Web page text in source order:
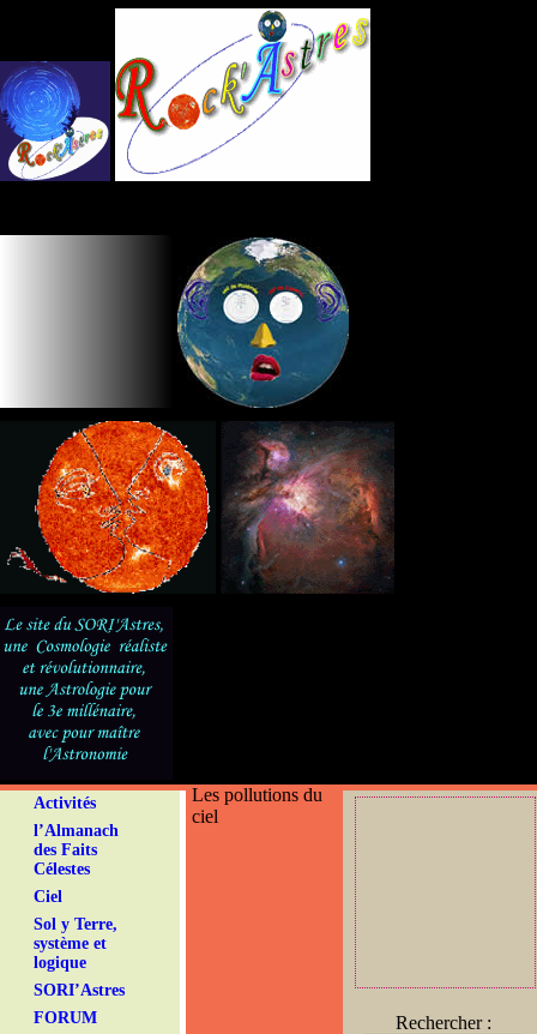
Activités
l’Almanach
des Faits
Célestes
Ciel
Sol y Terre,
système et
logique
SORI’Astres
FORUM
Rechercher :
Les pollutions du
ciel
Panneau de gestion des cookies